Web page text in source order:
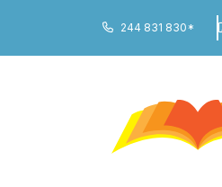
244 831 830*